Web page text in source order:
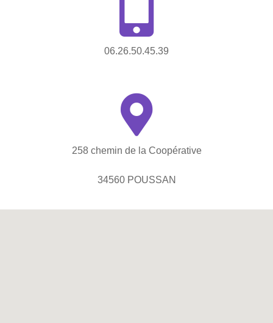
06.26.50.45.39
258 chemin de la Coopérative
34560 POUSSAN